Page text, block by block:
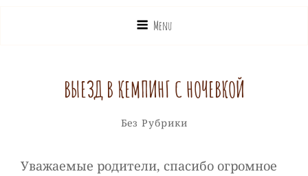
Menu
ВЫЕЗД В КЕМПИНГ С НОЧЕВКОЙ
Рубрики
Без Рубрики
Уважаемые родители, спасибо огромное